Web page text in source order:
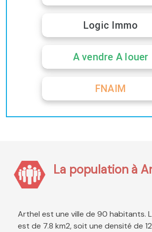
Logic Immo
A vendre A louer
FNAIM
La population à
Arthel est une ville de 90 habitants.
est de 7.8 km2, soit une densité de